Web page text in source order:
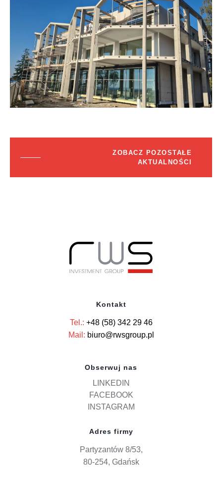
ZOBACZ POZOSTAŁE
AKTUALNOŚCI
Kontakt
Tel.: +48 (58) 342 29 46
Mail: biuro@rwsgroup.pl
Obserwuj nas
LINKEDIN
FACEBOOK
INSTAGRAM
Adres firmy
Partyzantów 8/53,
80-254, Gdańsk